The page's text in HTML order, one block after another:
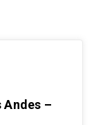
Andes –